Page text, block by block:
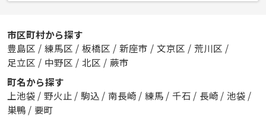
市区町村から探す
豊島区 / 練馬区 / 板橋区 / 新座市 / 文京区 / 荒川区 /
足立区 / 中野区 / 北区 / 蕨市
町名から探す
上池袋 / 野火止 / 駒込 / 南長崎 / 練馬 / 千石 / 長崎 / 池袋 /
巣鴨 / 要町